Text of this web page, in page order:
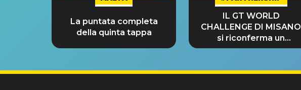
La puntata completa
della quinta tappa
IL GT WORLD
CHALLENGE DI MISANO
si riconferma un
GRANDE SUCCESSO!